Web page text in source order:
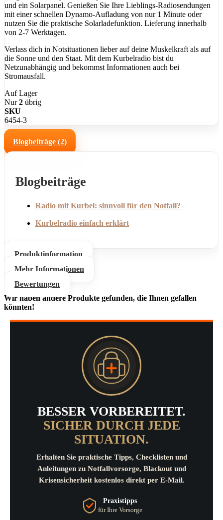
und ein Solarpanel. Genießen Sie Ihre Lieblings-Radiosendungen
mit einer schnellen Dynamo-Aufladung von nur 1 Minute oder
nutzen Sie die praktische Solarladefunktion. Lieferung innerhalb
von 2-7 Werktagen.
Verlass dich in Notsituationen lieber auf deine Muskelkraft als auf
die Sonne und den Staat. Mit dem Kurbelradio bist du
Netzunabhängig und bekommst Informationen auch bei
Stromausfall.
Auf Lager
Nur2 übrig
SKU
6454-3
Blogbeiträge (2)
Blogbeiträge
Radio mit Kurbel: sinnvoll für den Notfall?
Kurbelradio einfach erklärt
Produktinformation
Mehr Informationen
Bewertungen
Wir haben andere Produkte gefunden, die Ihnen gefallen
könnten!
BESSER VORBEREITET.
SICHER DURCH JEDE
SITUATION.
Erhalten Sie praktische Tipps, Checklisten und
Anleitungen zu Notfallvorsorge, Blackout und
Krisensicherheit kostenlos direkt per E-Mail.
Praxistipps
für Ihre Vorsorge